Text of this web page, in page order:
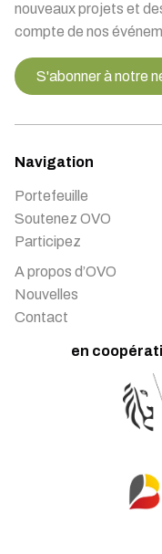
nouveaux projets et
compte de nos
S'abonner à notre
Navigation
Portefeuille
Soutenez OVO
Participez
A propos d’OVO
Nouvelles
Contact
en